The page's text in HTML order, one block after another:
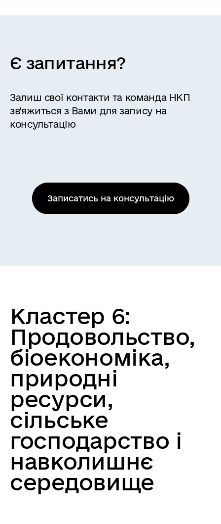
Є запитання?
Залиш свої контакти та команда НКП
зв’яжиться з Вами для запису на
консультацію
Записатись на консультацію
Кластер 6:
Продовольство,
біоекономіка,
природні
ресурси,
сільське
господарство і
навколишнє
середовище